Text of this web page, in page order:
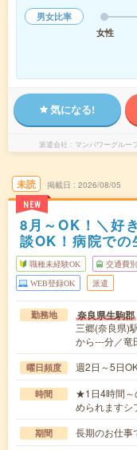
男女比率
女性
気になる!
派遣会社 マンパワーグルー
未読
NEW
掲載日 2026/08/05
8月～OK！＼好
談OK！病院での
職種未経験OK 交通費
WEB登録OK 派遣
勤務地 奈良県生駒郡
三郷(奈良県)
から---分／竜
曜日頻度 週2日～5日
時間
★1日4時間～
められます
期間 長期のお仕